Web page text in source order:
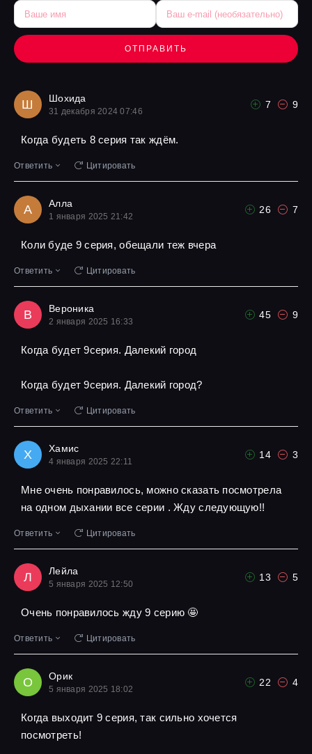
ОТПРАВИТЬ
Ш Шохида
31 декабря 2024 07:46
7 9
Когда будеть 8 серия так ждём.
Ответить Цитировать
А Алла
1 января 2025 21:42
26 7
Коли буде 9 серия, обещали теж вчера
Ответить Цитировать
В Вероника
2 января 2025 16:33
45 9
Когда будет 9серия. Далекий город
Когда будет 9серия. Далекий город?
Ответить Цитировать
Х Хамис
4 января 2025 22:11
14 3
Мне очень понравилось, можно сказать посмотрела
на одном дыхании все серии . Жду следующую!!
Ответить Цитировать
Л Лейла
5 января 2025 12:50
13 5
Очень понравилось жду 9 серию 🤩
Ответить Цитировать
О Орик
5 января 2025 18:02
22 4
Когда выходит 9 серия, так сильно хочется
посмотреть!